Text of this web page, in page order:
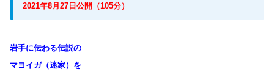
2021年8月27日公開（105分）
岩手に伝わる伝説の
マヨイガ（迷家）を